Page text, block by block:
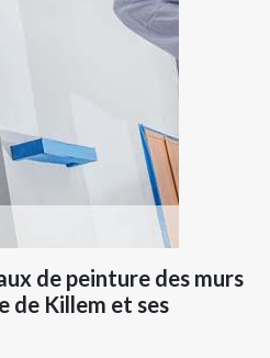
de peinture des murs
de Killem et ses